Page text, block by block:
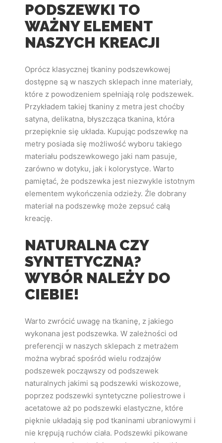
PODSZEWKI TO
WAŻNY ELEMENT
NASZYCH KREACJI
Oprócz klasycznej tkaniny podszewkowej
dostępne są w naszych sklepach inne materiały,
które z powodzeniem spełniają rolę podszewek.
Przykładem takiej tkaniny z metra jest choćby
satyna, delikatna, błyszcząca tkanina, która
przepięknie się układa. Kupując podszewkę na
metry posiada się możliwość wyboru takiego
materiału podszewkowego jaki nam pasuje,
zarówno w dotyku, jak i kolorystyce. Warto
pamiętać, że podszewka jest niezwykle istotnym
elementem wykończenia odzieży. Źle dobrany
materiał na podszewkę może zepsuć całą
kreację.
NATURALNA CZY
SYNTETYCZNA?
WYBÓR NALEŻY DO
CIEBIE!
Warto zwrócić uwagę na tkaninę, z jakiego
wykonana jest podszewka. W zależności od
preferencji w naszych sklepach z metrażem
można wybrać spośród wielu rodzajów
podszewek począwszy od podszewek
naturalnych jakimi są podszewki wiskozowe,
poprzez podszewki syntetyczne poliestrowe i
acetatowe aż po podszewki elastyczne, które
pięknie układają się pod tkaninami ubraniowymi i
nie krępują ruchów ciała. Podszewki pikowane